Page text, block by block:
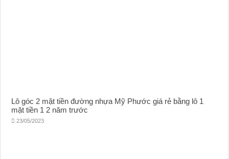
Lô góc 2 mặt tiền đường nhựa Mỹ Phước giá rẻ bằng lô 1
mặt tiền 1 2 năm trước
23/05/2023